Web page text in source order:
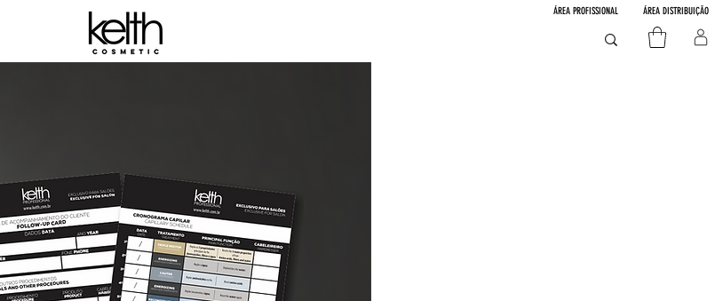
ÁREA DISTRIBUIÇÃO
ÁREA PROFISSIONAL